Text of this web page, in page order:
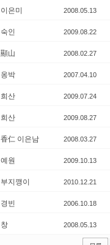
이은미 2008.05.13
숙인 2009.08.22
顯山 2008.02.27
옹박 2007.04.10
희산 2009.07.24
희산 2009.08.27
香仁 이은남 2008.03.27
예원 2009.10.13
부지깽이 2010.12.21
경빈 2006.10.18
창 2008.05.13